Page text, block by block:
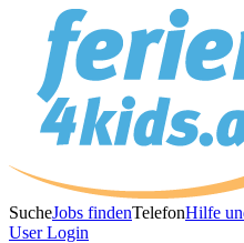
SucheJobs findenTelefonHilfe
UserLogin